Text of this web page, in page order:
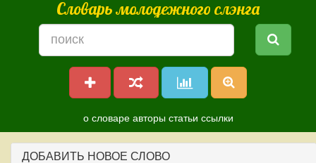
Словарь молодежного слэнга
о словаре авторы статьи ссылки
ДОБАВИТЬ НОВОЕ СЛОВО